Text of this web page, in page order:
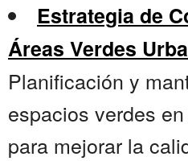
Estrategia de
Áreas Verdes
Planificación y
espacios verdes
para mejorar la